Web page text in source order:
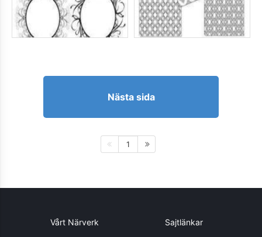
Nästa sida
1
Vårt Närverk Sajtlänkar